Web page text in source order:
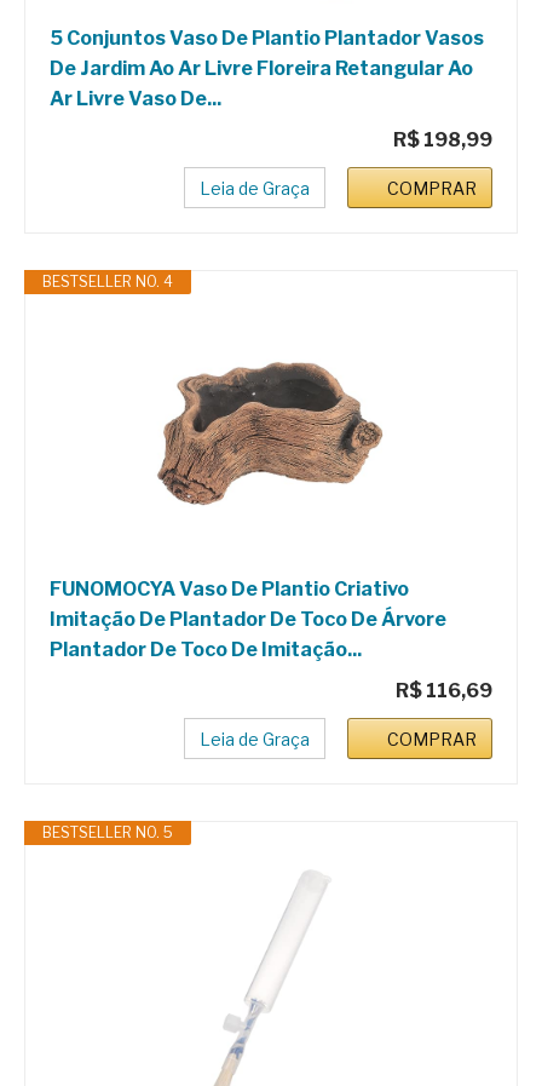
5 Conjuntos Vaso De Plantio Plantador Vasos
De Jardim Ao Ar Livre Floreira Retangular Ao
Ar Livre Vaso De...
R$ 198,99
Leia de Graça COMPRAR
BESTSELLER NO. 4
FUNOMOCYA Vaso De Plantio Criativo
Imitação De Plantador De Toco De Árvore
Plantador De Toco De Imitação...
R$ 116,69
Leia de Graça COMPRAR
BESTSELLER NO. 5